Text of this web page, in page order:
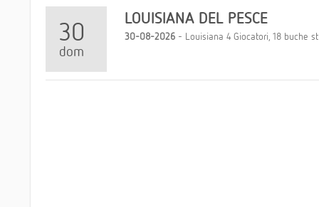
30
dom
LOUISIANA DEL PESCE
30-08-2026- Louisiana 4 Giocatori, 18 buche